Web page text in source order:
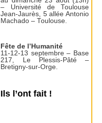
– Université de Toulouse
Jean-Jaurès, 5 allée Antonio
Machado – Toulouse.
Fête de l’Humanité
11-12-13 septembre – Base
217, Le Plessis-Pâté –
Bretigny-sur-Orge.
Ils l’ont fait !